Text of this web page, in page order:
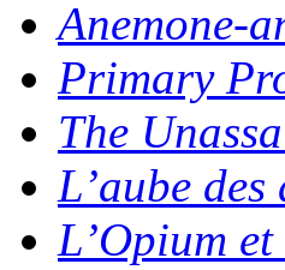
Anemone-
Primary
The
L’aube des
L’Opium